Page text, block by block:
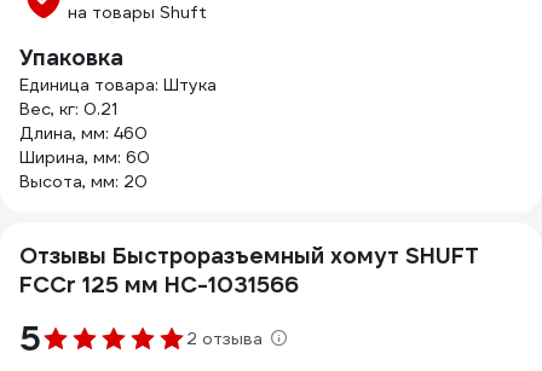
на товары Shuft
Упаковка
Единица товара: Штука
Вес, кг: 0.21
Длина, мм: 460
Ширина, мм: 60
Высота, мм: 20
Отзывы Быстроразъемный хомут SHUFT
FCCr 125 мм НС-1031566
5 2 отзыва